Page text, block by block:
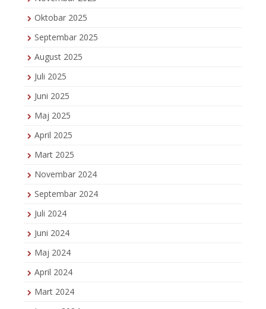
Oktobar 2025
Septembar 2025
August 2025
Juli 2025
Juni 2025
Maj 2025
April 2025
Mart 2025
Novembar 2024
Septembar 2024
Juli 2024
Juni 2024
Maj 2024
April 2024
Mart 2024